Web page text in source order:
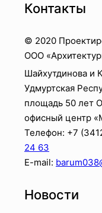
Контакты
© 2020
OOO
Шайхутдинова и К
Удмуртская
площадь 50 лет
офисный центр
Телефон: +7
24 63
E-mail:
Новости